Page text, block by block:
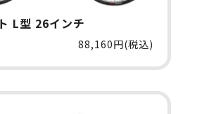
L型 26インチ
88,160円(税込)